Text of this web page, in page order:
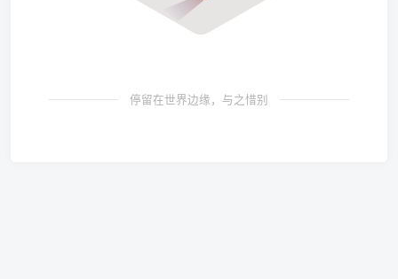
停留在世界边缘，与之惜别